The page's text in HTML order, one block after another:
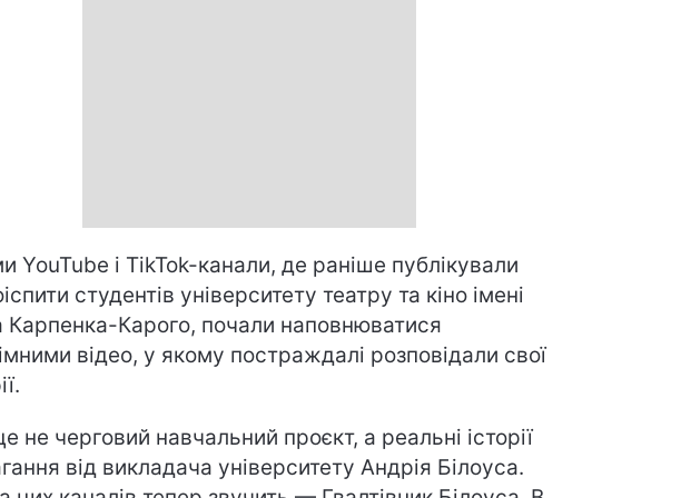
YouTube і TikTok-канали, де раніше публікували
студентів університету театру та кіно імені
Карпенка-Карого, почали наповнюватися
відео, у якому постраждалі розповідали свої
не черговий навчальний проєкт, а реальні історії
від викладача університету Андрія Білоуса.